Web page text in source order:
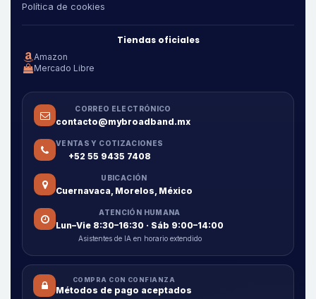
Política de cookies
Tiendas oficiales
Amazon
Mercado Libre
CORREO ELECTRÓNICO
contacto@mybroadband.mx
VENTAS Y COTIZACIONES
+52 55 9435 7408
UBICACIÓN
Cuernavaca, Morelos, México
ATENCIÓN HUMANA
Lun–Vie 8:30–16:30 · Sáb 9:00–14:00
Asistentes de IA en horario extendido
COMPRA CON CONFIANZA
Métodos de pago aceptados